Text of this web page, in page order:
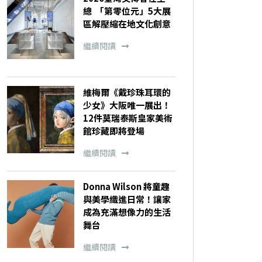
總 「第零位元」5大展
區解壓縮在地文化創意
繼續閱讀
維梅爾《戴珍珠耳環的
少女》大阪唯一展出！
12件莫瑞泰斯皇家美術
館珍藏即將登場
繼續閱讀
Donna Wilson 將童趣
與美學織進日常！讓家
成為充滿想像力的生活
舞台
繼續閱讀